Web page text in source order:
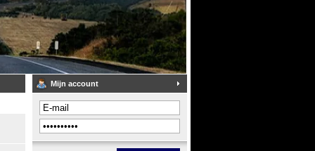
Mijn account